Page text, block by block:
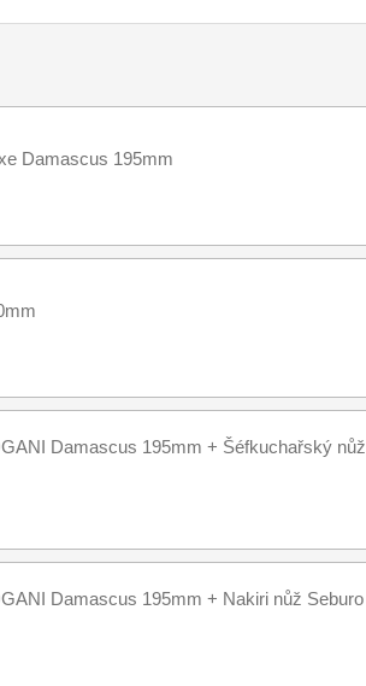
Damascus 195mm
Damascus 195mm + Šéfkuchařský nůž
Damascus 195mm + Nakiri nůž Seburo